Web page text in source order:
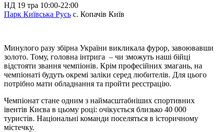
НД 19 тра 10:00-22:00
Парк Київська Русь с. Копачів Київ
Минулого разу збірна України викликала фурор, завоювавши
золото. Тому, головна інтрига – чи зможуть наші бійці
відстояти звання чемпіонів. Крім професійних змагань, на
чемпіонаті будуть окремі заліки серед любителів. Для цього
потрібно мати обладнання та пройти реєстрацію.
Чемпіонат стане одним з наймасштабніших спортивних
івентів Києва в цьому році: очікується близько 40 000
туристів. Національні команди поселяться в історичному
містечку.